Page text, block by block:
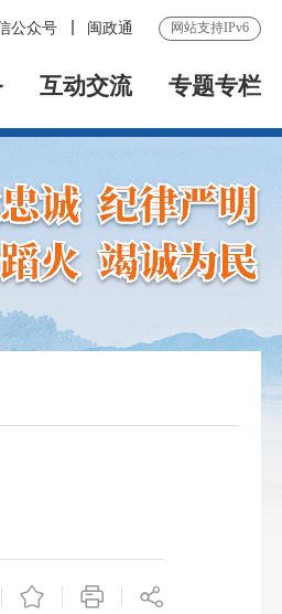
公众号 闽政通 网站支持IPv6
互动交流 专题专栏